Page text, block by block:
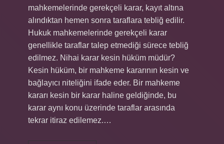
mahkemelerinde gerekçeli karar, kayıt altına
alındıktan hemen sonra taraflara tebliğ edilir.
Hukuk mahkemelerinde gerekçeli karar
genellikle taraflar talep etmediği sürece tebliğ
edilmez. Nihai karar kesin hüküm müdür?
Kesin hüküm, bir mahkeme kararının kesin ve
bağlayıcı niteliğini ifade eder. Bir mahkeme
kararı kesin bir karar haline geldiğinde, bu
karar aynı konu üzerinde taraflar arasında
tekrar itiraz edilemez.…